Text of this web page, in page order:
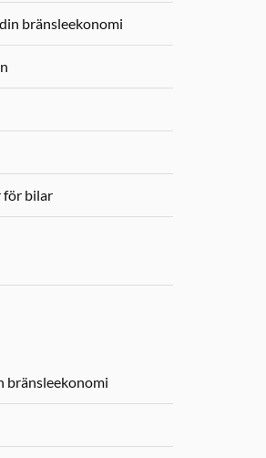
bränsleekonomi
för bilar
bränsleekonomi